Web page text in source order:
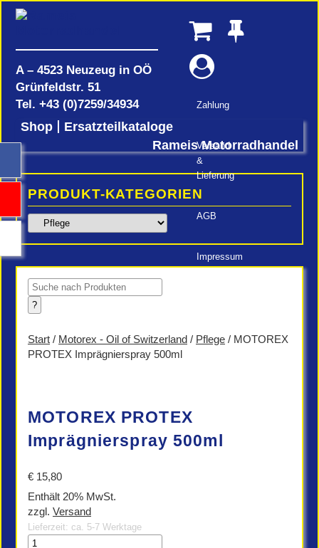
A – 4523 Neuzeug in OÖ
Grünfeldstr. 51
Tel. +43 (0)7259/34934 Zahlung
Versand
&
Lieferung
AGB
Impressum
Shop
Ersatzteilkataloge
Rameis Motorradhandel
PRODUKT-KATEGORIEN
Products
search
?
Start / Motorex - Oil of Switzerland / Pflege / MOTOREX
PROTEX Imprägnierspray 500ml
MOTOREX PROTEX
Imprägnierspray 500ml
€ 15,80
Enthält 20% MwSt.
zzgl. Versand
Lieferzeit: ca. 5-7 Werktage
MOTOREX